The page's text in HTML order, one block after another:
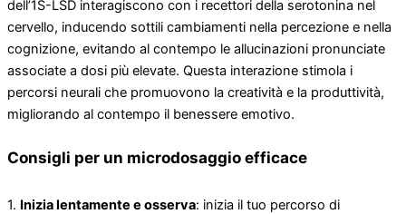
dell’1S-LSD interagiscono con i recettori della serotonina nel
cervello, inducendo sottili cambiamenti nella percezione e nella
cognizione, evitando al contempo le allucinazioni pronunciate
associate a dosi più elevate. Questa interazione stimola i
percorsi neurali che promuovono la creatività e la produttività,
migliorando al contempo il benessere emotivo.
Consigli per un microdosaggio efficace
1. Inizia lentamente e osserva: inizia il tuo percorso di